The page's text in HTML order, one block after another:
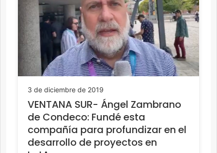
3 de diciembre de 2019
VENTANA SUR- Ángel Zambrano
de Condeco: Fundé esta
compañía para profundizar en el
desarrollo de proyectos en